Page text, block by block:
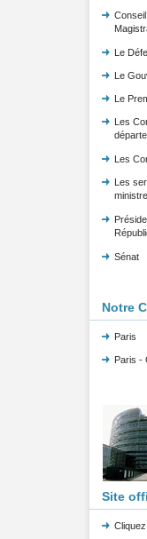
Le
Le
Le
Les
Les
Les
ministre
Sénat
Notre
Paris
Paris -
Site